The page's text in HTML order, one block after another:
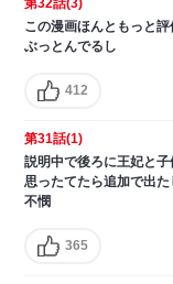
この漫画ほんともっと
ぶっとんでるし
412
第31話(1)
説明中で後ろに王妃と子
思ったてたら追加で出
不憫
365